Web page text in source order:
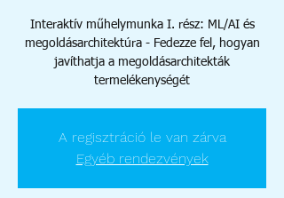
Interaktív műhelymunka I. rész: ML/AI és
megoldásarchitektúra - Fedezze fel, hogyan
javíthatja a megoldásarchitekták
termelékenységét
A regisztráció le van zárva
Egyéb rendezvények